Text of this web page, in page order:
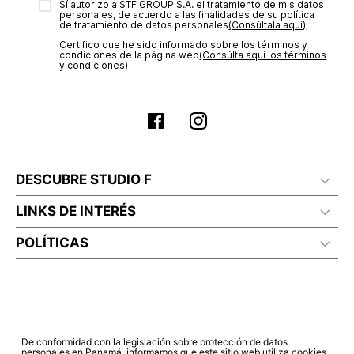
estado de tu compra puedes ingresar al menú de “Mi cuenta -
Mis Pedidos” en nuestra página webwww.studiofpanama.pa
Sí autorizo a STF GROUP S.A. el tratamiento de mis datos
personales, de acuerdo a las finalidades de su política
de tratamiento de datos personales‎(Consúltala aquí)
Certifico que he sido informado sobre los términos y
condiciones de la página web‎(Consúlta aquí los términos
y condiciones)
DESCUBRE STUDIO F
LINKS DE INTERÉS
POLÍTICAS
De conformidad con la legislación sobre protección de datos